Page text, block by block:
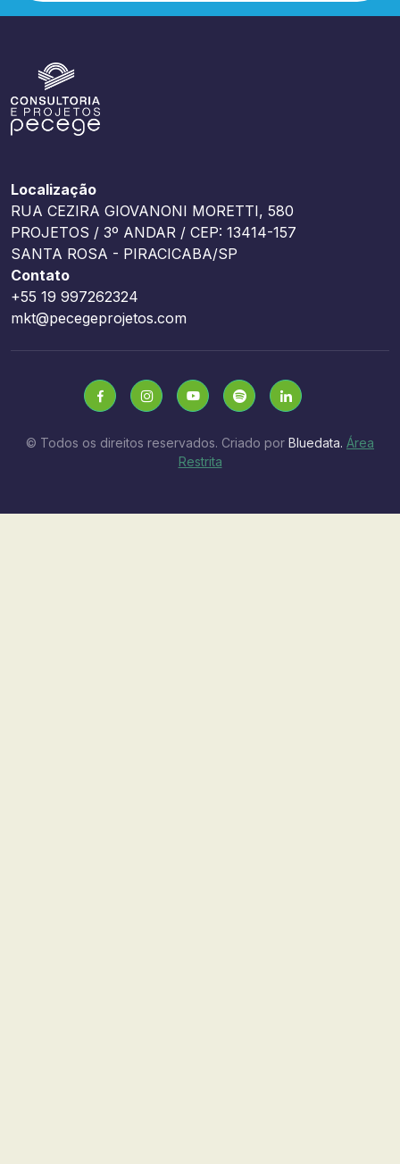
Localização
RUA CEZIRA GIOVANONI MORETTI, 580
PROJETOS / 3º ANDAR / CEP: 13414-157
SANTA ROSA - PIRACICABA/SP
Contato
+55 19 997262324
mkt@pecegeprojetos.com
© Todos os direitos reservados. Criado por Bluedata. Área
Restrita